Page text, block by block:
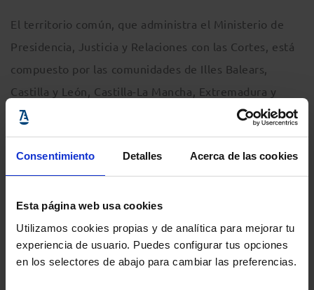
Consentimiento Detalles Acerca de las cookies
Esta página web usa cookies
Utilizamos cookies propias y de analítica para mejorar tu
experiencia de usuario. Puedes configurar tus opciones
en los selectores de abajo para cambiar las preferencias.
El territorio común, que administra el Ministerio de
Presidencia, Justicia y Relaciones con las Cortes, está
compuesto por las comunidades de Illes Balears,
Castilla y León, Castilla-La Mancha, Extremadura y
Murcia, así como por las ciudades autónomas de Ceuta
y Melilla y los órganos centrales de la Administración
de Justicia.
MENÚ